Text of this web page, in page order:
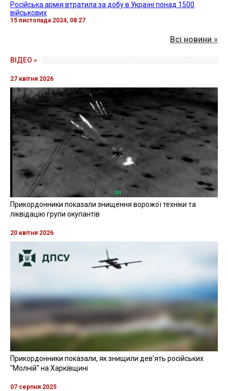
Російська армія втратила за добу в Україні понад 1500
військових
15 листопада 2024, 08:27
Всі новини »
ВІДЕО »
27 квітня 2026
Прикордонники показали знищення ворожої техніки та
ліквідацію групи окупантів
20 квітня 2026
Прикордонники показали, як знищили девʼять російських
"Молній" на Харківщині
07 серпня 2025